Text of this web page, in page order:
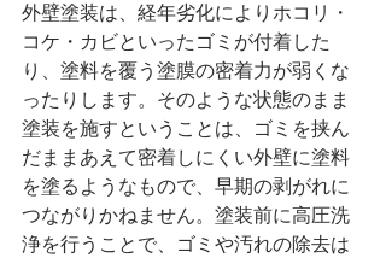
外壁塗装は、経年劣化によりホコリ・
コケ・カビといったゴミが付着した
り、塗料を覆う塗膜の密着力が弱くな
ったりします。そのような状態のまま
塗装を施すということは、ゴミを挟ん
だままあえて密着しにくい外壁に塗料
を塗るようなもので、早期の剥がれに
つながりかねません。塗装前に高圧洗
浄を行うことで、ゴミや汚れの除去は